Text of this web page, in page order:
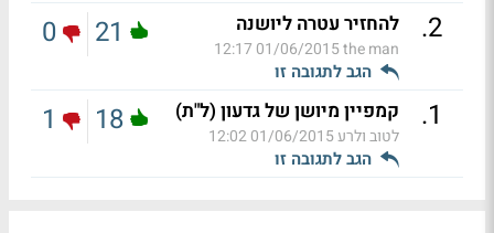
2
. להחזיר עטרה ליושנה
the man
01/06/2015 12:17
הגב לתגובה זו
21
0
1
. קמפיין מיושן של גדעון (ל"ת)
לטוב ולרע01/06/2015 12:02
הגב לתגובה זו
18
1